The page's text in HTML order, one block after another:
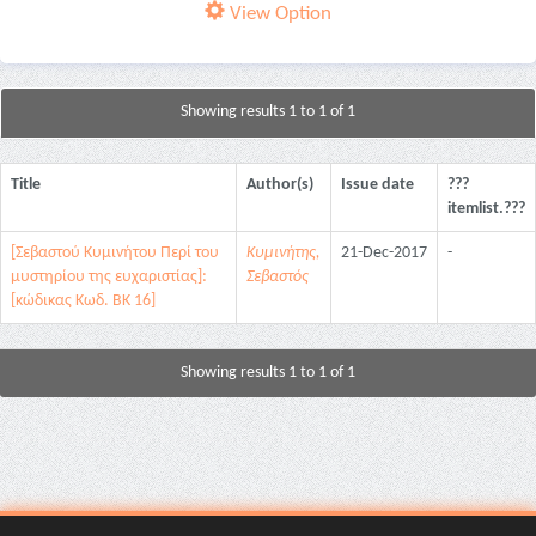
View Option
Showing results 1 to 1 of 1
Title Author(s) Issue date
???
itemlist.???
[Σεβαστού Κυμινήτου Περί του
μυστηρίου της ευχαριστίας]:
[κώδικας Κωδ. ΒΚ 16]
Κυμινήτης,
Σεβαστός
21-Dec-2017 -
Showing results 1 to 1 of 1